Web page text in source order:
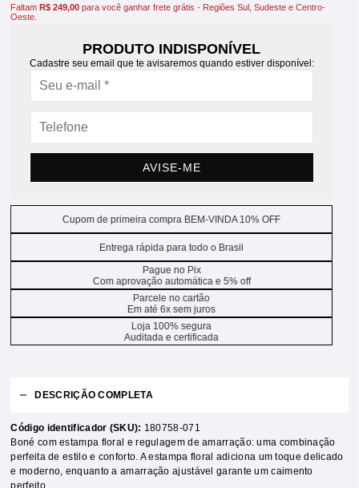
FaltamR$ 249,00 para você ganhar frete grátis - Regiões Sul, Sudeste e Centro-
Oeste.
PRODUTO INDISPONÍVEL
Cadastre seu email que te avisaremos quando estiver disponível:
AVISE-ME
Cupom de primeira compra BEM-VINDA 10% OFF
Entrega rápida para todo o Brasil
Pague no Pix
Com aprovação automática e 5% off
Parcele no cartão
Em até 6x sem juros
Loja 100% segura
Auditada e certificada
DESCRIÇÃO COMPLETA
Código identificador (SKU): 180758-071
Boné com estampa floral e regulagem de amarração: uma combinação
perfeita de estilo e conforto. A estampa floral adiciona um toque delicado
e moderno, enquanto a amarração ajustável garante um caimento
perfeito.